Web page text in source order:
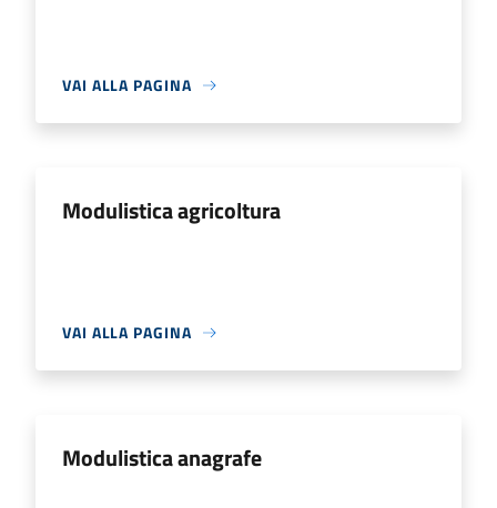
VAI ALLA PAGINA
Modulistica agricoltura
VAI ALLA PAGINA
Modulistica anagrafe